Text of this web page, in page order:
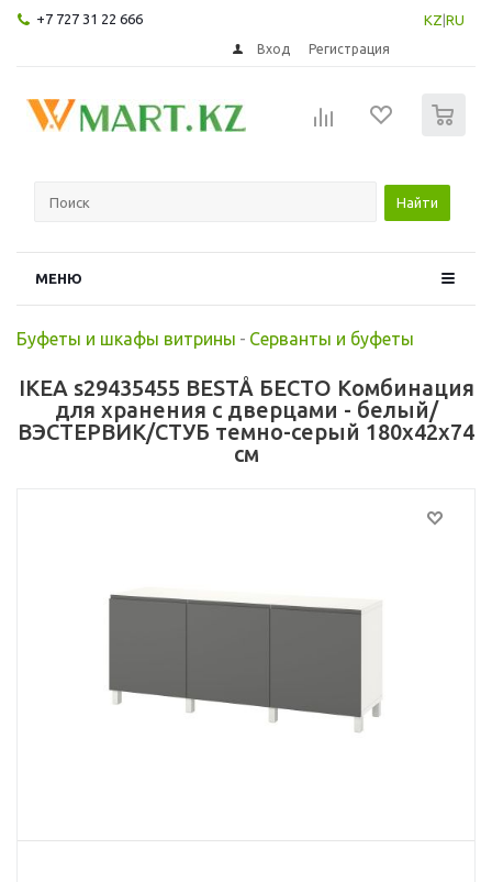
+7 727 31 22 666 KZ RU
Вход Регистрация
Найти
МЕНЮ
Буфеты и шкафы витрины - Серванты и буфеты
IKEA s29435455 BESTÅ БЕСТО Комбинация
для хранения с дверцами - белый/
ВЭСТЕРВИК/СТУБ темно-серый 180x42x74
см